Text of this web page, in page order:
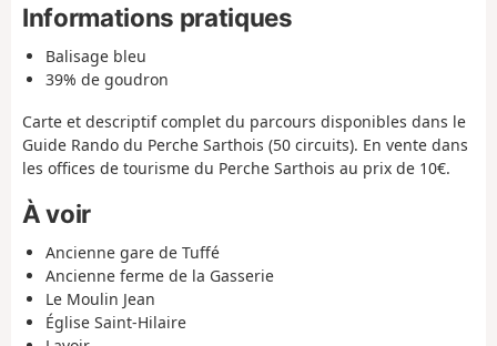
Informations pratiques
Balisage bleu
39% de goudron
Carte et descriptif complet du parcours disponibles dans le
Guide Rando du Perche Sarthois (50 circuits). En vente dans
les offices de tourisme du Perche Sarthois au prix de 10€.
À voir
Ancienne gare de Tuffé
Ancienne ferme de la Gasserie
Le Moulin Jean
Église Saint-Hilaire